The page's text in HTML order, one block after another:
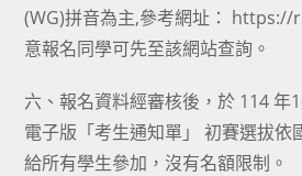
(WG)拼音為主,參考網址： https://
意報名同學可先至該網站查詢。
六、報名資料經審核後，於 114 年
電子版「考生通知單」 初賽選拔依
給所有學生參加，沒有名額限制。